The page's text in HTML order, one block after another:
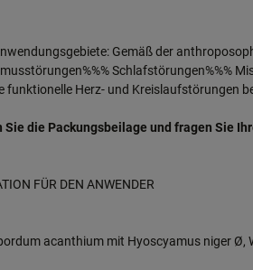
Gemäß der
Schlafstörungen%%%
Herz- und Kreislaufstörungen
die Packungsbeilage und fragen Sie
FÜR DEN ANWENDER
acanthium mit Hyoscyamus niger